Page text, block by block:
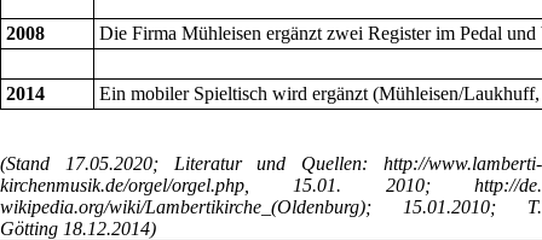
2008 Die Firma Mühleisen ergänzt zwei Register im Pedal und
2014 Ein mobiler Spieltisch wird ergänzt (Mühleisen/
(Stand 17.05.2020; Literatur und Quellen: http://www.lamberti-
kirchenmusik.de/orgel/orgel.php, 15.01. 2010; http://de.
wikipedia.org/wiki/Lambertikirche_(Oldenburg); 15.01.2010; T.
Götting 18.12.2014)